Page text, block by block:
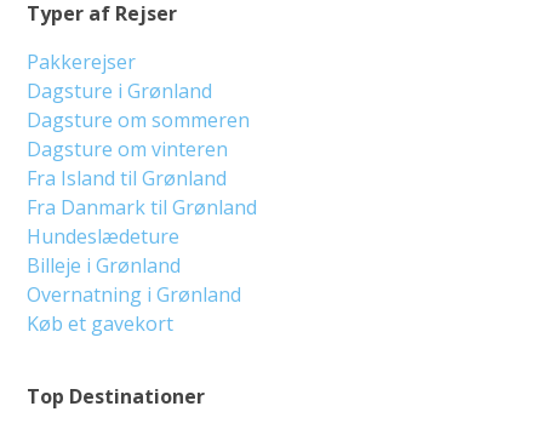
Top Destinationer
Typer af Rejser
Pakkerejser
Dagsture i Grønland
Dagsture om sommeren
Dagsture om vinteren
Fra Island til Grønland
Fra Danmark til Grønland
Hundeslædeture
Billeje i Grønland
Overnatning i Grønland
Køb et gavekort